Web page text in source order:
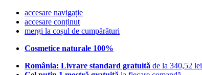
accesare navigație
accesare conținut
mergi la coșul de cumpărături
Cosmetice naturale 100%
România: Livrare standard gratuită de la 340,52 lei